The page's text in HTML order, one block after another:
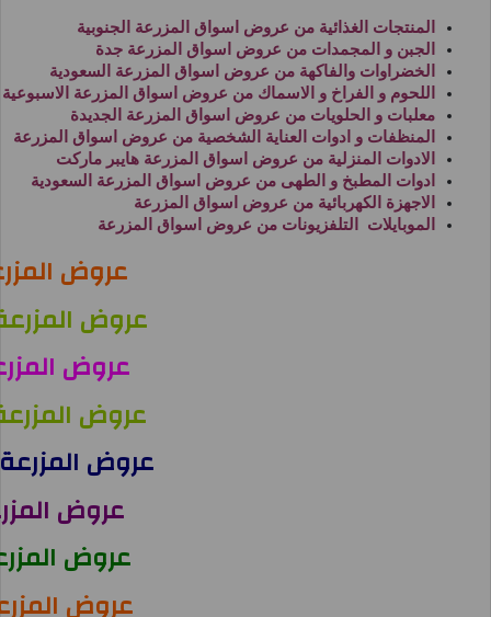
المنتجات الغذائية من عروض اسواق المزرعة الجنوبية
الجبن و المجمدات من عروض اسواق المزرعة جدة
الخضراوات والفاكهة من عروض اسواق المزرعة السعودية
اللحوم و الفراخ و الاسماك من عروض اسواق المزرعة الاسبوعية
معلبات و الحلويات من عروض اسواق المزرعة الجديدة
المنظفات و ادوات العناية الشخصية من عروض اسواق المزرعة
الادوات المنزلية من عروض اسواق المزرعة هايبر ماركت
ادوات المطبخ و الطهى من عروض اسواق المزرعة السعودية
الاجهزة الكهربائية من عروض اسواق المزرعة
الموبايلات التلفزيونات من عروض اسواق المزرعة
عروض
عروض
عروض
عروض
عروض
عروض
عروض
عروض